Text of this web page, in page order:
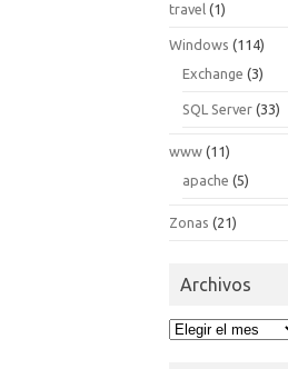
travel (1)
Windows (114)
Exchange (3)
SQL Server (33)
www (11)
apache (5)
Zonas (21)
Archivos
Archivos